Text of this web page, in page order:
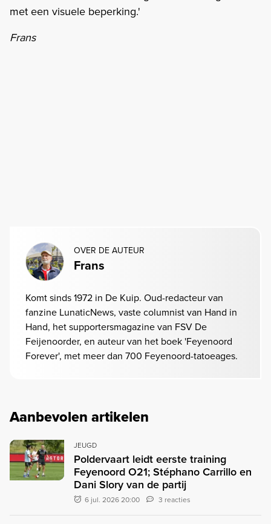
met een visuele beperking.'
Frans
OVER DE AUTEUR
Frans
Komt sinds 1972 in De Kuip. Oud-redacteur van
fanzine LunaticNews, vaste columnist van Hand in
Hand, het supportersmagazine van FSV De
Feijenoorder, en auteur van het boek 'Feyenoord
Forever', met meer dan 700 Feyenoord-tatoeages.
Aanbevolen artikelen
JEUGD
Poldervaart leidt eerste training
Feyenoord O21; Stéphano Carrillo en
Dani Slory van de partij
6 jul. 2026 20:00 3 reacties